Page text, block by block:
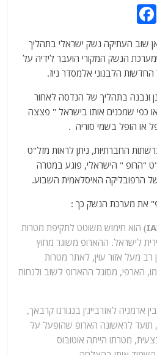
T
c
e
b
o
o
k
(16:40) – איראן שוב העתיקה נשק ישראלי בתהליך
הנשק המקורי הועבר לידיה על
הלבנוני אלמסדר ניוז.
ונבנה בתהליך של הנדסה לאחור
כפי שמכנים אותו בישראל " פצצה
או הופל בשמי סוריה .
החברתיות, ניתן לראות מזל"ט
"הרופ " הישראלי, פוגע במטרה
הרפובליקה האיסלאמית השבוע.
את מערכת הנשק כך :
) הוא חימוש משוטט לתקיפת מטרות
לישראל. ההארופ משוגר מחוץ
מעל אזור עוין, לאתר מטרות
הארפי, מסוגל ההארופ לשוב ולנחות
ארמניה לאזרבייג'ן בנגורנו קרבאך,
בתחילת חודש אפריל 2016, תועד לראשונה הארופ שהופעל על
מטרתו הייתה אוטובוס